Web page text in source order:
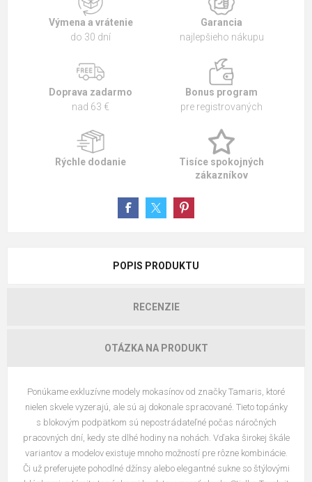
Výmena a vrátenie
do 30 dní
Garancia
najlepšieho nákupu
Doprava zadarmo
nad 63 €
Bonus program
pre registrovaných
Rýchle dodanie
Tisíce spokojných
zákazníkov
POPIS PRODUKTU
RECENZIE
OTÁZKA NA PRODUKT
Ponúkame exkluzívne modely mokasínov od značky Tamaris, ktoré
nielen skvele vyzerajú, ale sú aj dokonale spracované. Tieto topánky
s blokovým podpätkom sú nepostrádateľné počas náročných
pracovných dní, kedy ste dlhé hodiny na nohách. Vďaka širokej škále
variantov a modelov existuje mnoho možností pre rôzne kombinácie.
Či už preferujete pohodlné džínsy alebo elegantné sukne so štýlovými